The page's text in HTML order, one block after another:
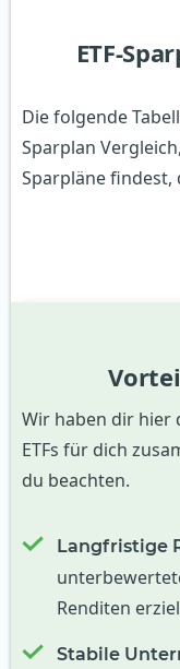
ETF-
Die folgende
Sparplan
Sparpläne findest,
Wir haben dir hier
ETFs für dich
du beachten.
Langfristige
Renditen
Stabile